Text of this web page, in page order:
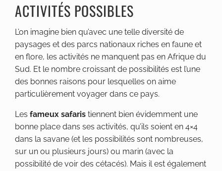
ACTIVITÉS POSSIBLES
L’on imagine bien qu’avec une telle diversité de
paysages et des parcs nationaux riches en faune et
en flore, les activités ne manquent pas en Afrique du
Sud. Et le nombre croissant de possibilités est l’une
des bonnes raisons pour lesquelles on aime
particulièrement voyager dans ce pays.
Les fameux safaris tiennent bien évidemment une
bonne place dans ses activités, qu’ils soient en 4×4
dans la savane (et les possibilités sont nombreuses,
sur un ou plusieurs jours) ou marin (avec la
possibilité de voir des cétacés). Mais il est également